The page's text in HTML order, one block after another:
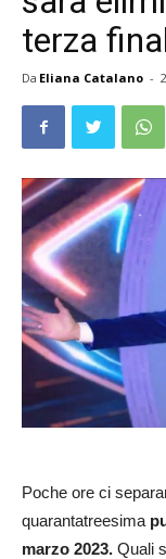
terza
Da Eliana Catalano -
Poche ore ci
quarantatreesima
marzo 2023. Quali